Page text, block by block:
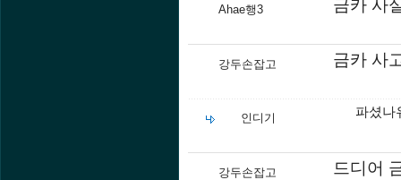
Ahae행3 금카 사
강두손잡고 금카 사
인디기 파셨나
강두손잡고
드디어